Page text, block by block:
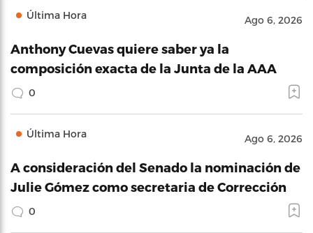
Última Hora Ago 6, 2026
Anthony Cuevas quiere saber ya la
composición exacta de la Junta de la AAA
0
Última Hora Ago 6, 2026
A consideración del Senado la nominación de
Julie Gómez como secretaria de Corrección
0